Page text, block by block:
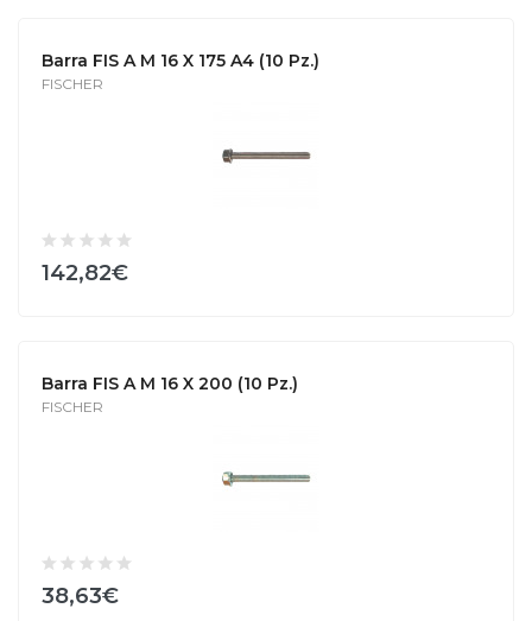
Barra FIS A M 16 X 175 A4 (10 Pz.)
FISCHER
142,82€
Barra FIS A M 16 X 200 (10 Pz.)
FISCHER
38,63€